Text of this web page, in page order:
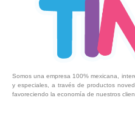
Somos una empresa 100% mexicana,
y especiales, a través de productos
favoreciendo la economía de nuestros